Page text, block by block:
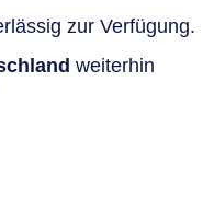
zur Verfügung.
weiterhin